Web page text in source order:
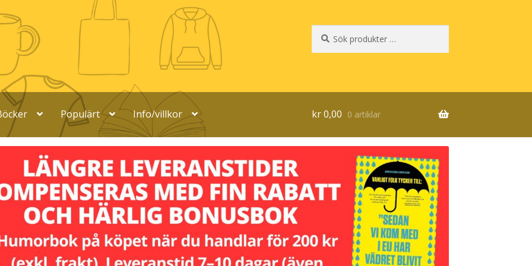
efter:
Populärt Info/villkor kr0,00 0 artiklar